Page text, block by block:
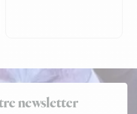
newsletter